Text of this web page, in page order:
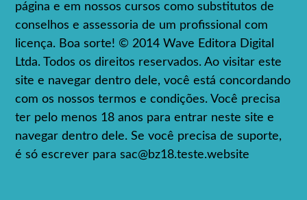
página e em nossos cursos como substitutos de
conselhos e assessoria de um profissional com
licença. Boa sorte! © 2014 Wave Editora Digital
Ltda. Todos os direitos reservados. Ao visitar este
site e navegar dentro dele, você está concordando
com os nossos termos e condições. Você precisa
ter pelo menos 18 anos para entrar neste site e
navegar dentro dele. Se você precisa de suporte,
é só escrever parasac@bz18.teste.website